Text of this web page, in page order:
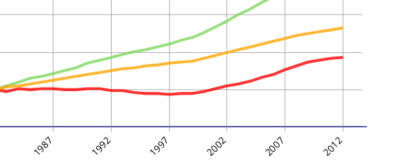
1987 1992 1997 2002 2007 2012